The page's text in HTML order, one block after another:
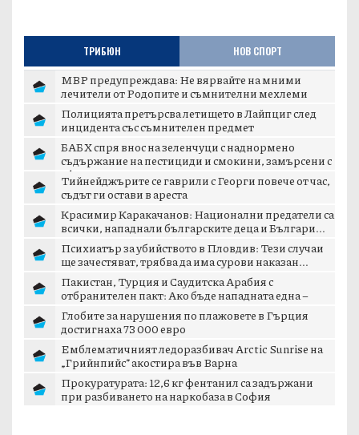
ТРИБЮН НОВ СПОРТ
МВР предупреждава: Не вярвайте на мними
лечители от Родопите и съмнителни мехлеми
Полицията претърсва летището в Лайпциг след
инцидента със съмнителен предмет
БАБХ спря внос на зеленчуци с наднормено
съдържание на пестициди и смокини, замърсени с
аф...
Тийнейджърите се гаврили с Георги повече от час,
съдът ги остави в ареста
Красимир Каракачанов: Национални предатели са
всички, нападнали българските деца и Българи...
Психиатър за убийството в Пловдив: Тези случаи
ще зачестяват, трябва да има сурови наказан...
Пакистан, Турция и Саудитска Арабия с
отбранителен пакт: Ако бъде нападната една –
отвръща...
Глобите за нарушения по плажовете в Гърция
достигнаха 73 000 евро